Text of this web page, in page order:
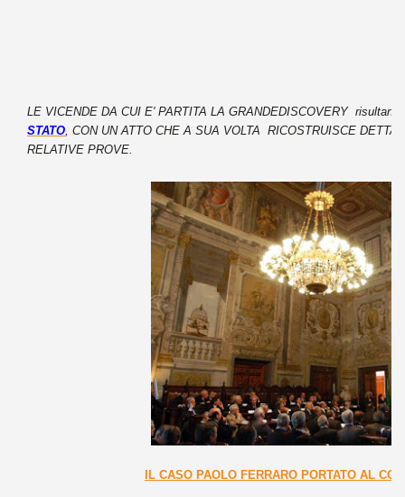
LE VICENDE DA CUI E' PARTITA LA GRANDEDISCOVERY risultano
STATO, CON UN ATTO CHE A SUA VOLTA RICOSTRUISCE
RELATIVE PROVE.
IL CASO PAOLO FERRARO PORTATO AL